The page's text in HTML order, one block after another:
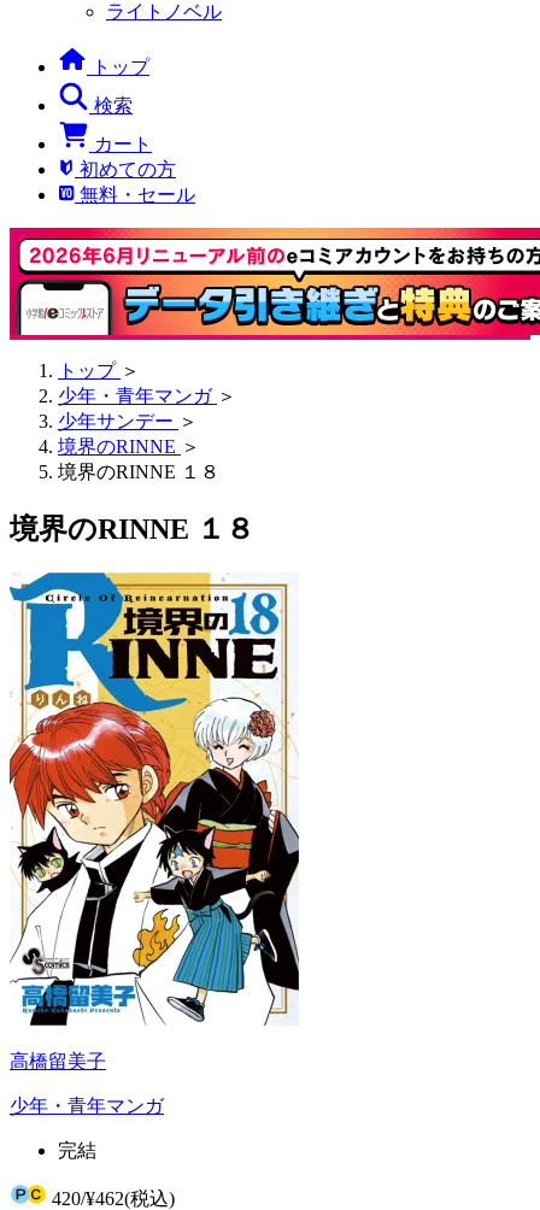
ライトノベル
トップ
検索
カート
初めての方
無料・セール
トップ ＞
少年・青年マンガ ＞
少年サンデー ＞
境界のRINNE ＞
境界のRINNE １８
境界のRINNE １８
高橋留美子
少年・青年マンガ
完結
420/¥462(税込)